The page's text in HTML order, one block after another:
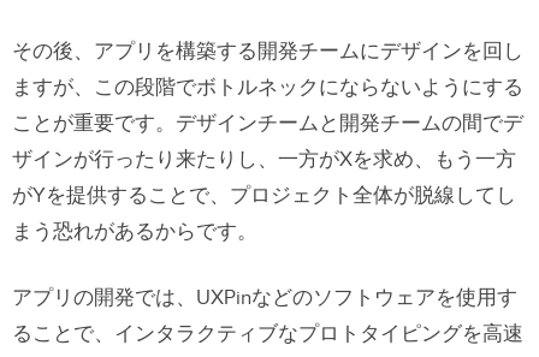
その後、アプリを構築する開発チームにデザインを回し
ますが、この段階でボトルネックにならないようにする
ことが重要です。デザインチームと開発チームの間でデ
ザインが行ったり来たりし、一方がXを求め、もう一方
がYを提供することで、プロジェクト全体が脱線してし
まう恐れがあるからです。
アプリの開発では、UXPinなどのソフトウェアを使用す
ることで、インタラクティブなプロトタイピングを高速